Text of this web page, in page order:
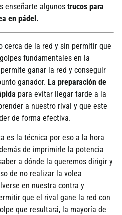
enseñarte algunos trucos para
en pádel.
cerca de la red y sin permitir que
fundamentales en la
ganar la red y conseguir
ganador. La preparación de
para evitar llegar tarde a la
a nuestro rival y que este
de forma efectiva.
es la técnica por eso a la hora
de imprimirle la potencia
a dónde la queremos dirigir y
de no realizar la volea
en nuestra contra y
que el rival gane la red con
que resultará, la mayorí­a de